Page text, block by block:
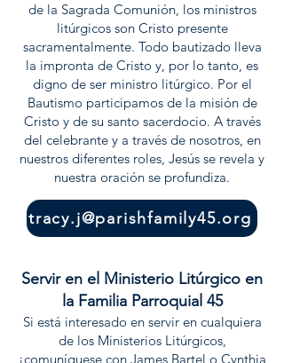
de la Sagrada Comunión, los ministros
litúrgicos son Cristo presente
sacramentalmente. Todo bautizado lleva
la impronta de Cristo y, por lo tanto, es
digno de ser ministro litúrgico. Por el
Bautismo participamos de la misión de
Cristo y de su santo sacerdocio. A través
del celebrante y a través de nosotros, en
nuestros diferentes roles, Jesús se revela y
nuestra oración se profundiza.
tracy.j@parishfamily45.org
Servir en el Ministerio Litúrgico en
la Familia Parroquial 45
Si está interesado en servir en cualquiera
de los Ministerios Litúrgicos,
¡comuníquese con James Bartel o Cynthia